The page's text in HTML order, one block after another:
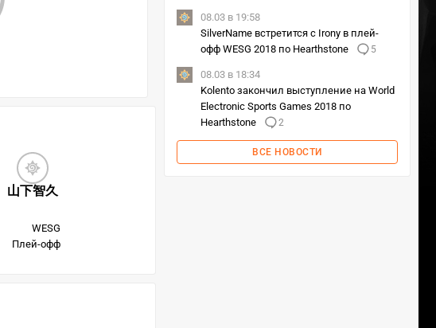
山下智久
WESG
Плей-офф
08.03 в 19:58
SilverName встретится с Irony в плей-
офф WESG 2018 по Hearthstone
5
08.03 в 18:34
Kolento закончил выступление на World
Electronic Sports Games 2018 по
Hearthstone
2
ВСЕ НОВОСТИ